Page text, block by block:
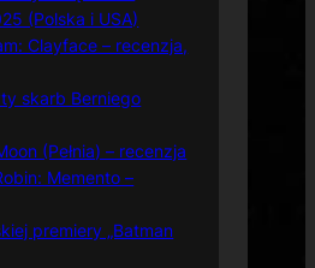
(Polska i USA)
Clayface – recenzja,
skarb Berniego
(Pełnia) – recenzja
Memento –
premiery „Batman